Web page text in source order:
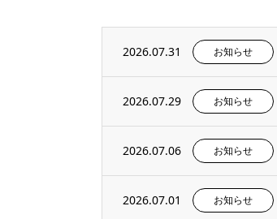
2026.07.31 お知らせ
2026.07.29 お知らせ
2026.07.06 お知らせ
2026.07.01 お知らせ